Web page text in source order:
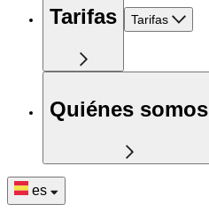
Tarifas Tarifas
Quiénes somos
es